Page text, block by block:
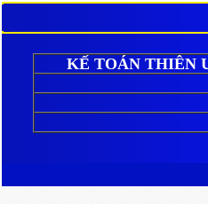
KẾ TOÁN THIÊN